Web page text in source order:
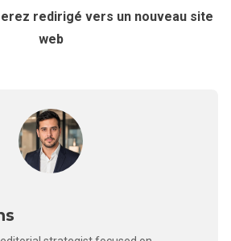
redirigé vers un nouveau site
web